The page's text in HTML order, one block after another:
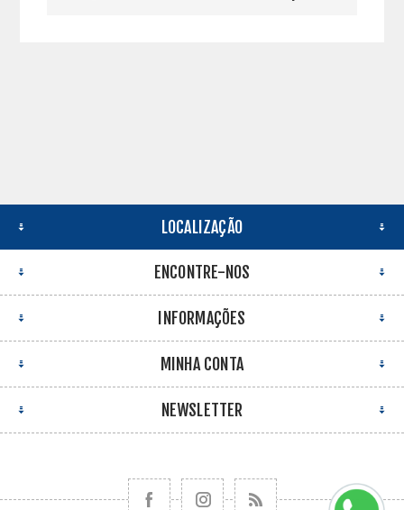
LOCALIZAÇÃO
ENCONTRE-NOS
INFORMAÇÕES
MINHA CONTA
NEWSLETTER